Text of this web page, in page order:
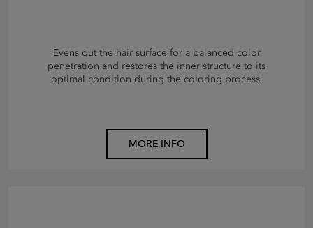
Evens out the hair surface for a balanced color
penetration and restores the inner structure to its
optimal condition during the coloring process.
MORE INFO